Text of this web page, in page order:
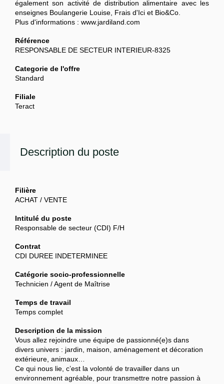
Description du poste
Filière
ACHAT / VENTE
Intitulé du poste
Responsable de secteur (CDI) F/H
Contrat
CDI DUREE INDETERMINEE
Catégorie socio-professionnelle
Technicien / Agent de Maîtrise
Temps de travail
Temps complet
Description de la mission
Vous allez rejoindre une équipe de passionné(e)s dans
divers univers : jardin, maison, aménagement et décoration
extérieure, animaux…
Ce qui nous lie, c’est la volonté de travailler dans un
environnement agréable, pour transmettre notre passion à
également son activité de distribution alimentaire avec les
enseignes Boulangerie Louise, Frais d'Ici et Bio&Co.
Plus d'informations : www.jardiland.com
Référence
RESPONSABLE DE SECTEUR INTERIEUR-8325
Categorie de l'offre
Standard
Filiale
Teract